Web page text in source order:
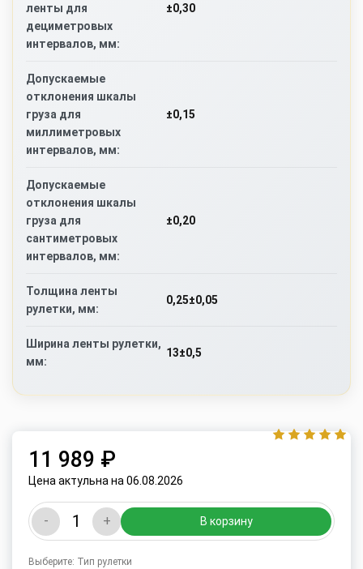
ленты для
дециметровых
интервалов, мм:
±0,30
Допускаемые
отклонения шкалы
груза для
миллиметровых
интервалов, мм:
±0,15
Допускаемые
отклонения шкалы
груза для
сантиметровых
интервалов, мм:
±0,20
Толщина ленты
рулетки, мм:
0,25±0,05
Ширина ленты рулетки,
мм:
13±0,5
11 989 ₽
Цена актульна на 06.08.2026
- + В корзину
Выберите: Тип рулетки